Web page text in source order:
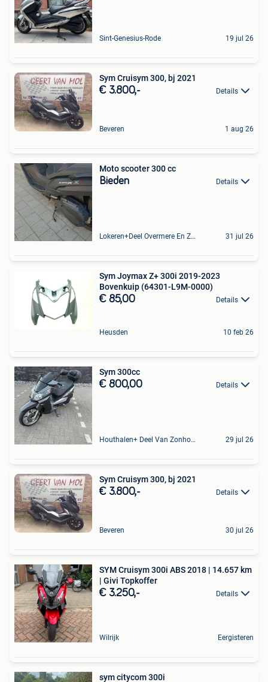
Sint-Genesius-Rode 19 jul 26
Sym Cruisym 300, bj 2021
€ 3.800,- Details
Beveren 1 aug 26
Moto scooter 300 cc
Bieden Details
Lokeren+Deel Overmere En Zele 31 jul 26
Sym Joymax Z+ 300i 2019-2023
Bovenkuip (64301-L9M-0000)
€ 85,00 Details
Heusden 10 feb 26
Sym 300cc
€ 800,00 Details
Houthalen+ Deel Van Zonhoven En Zolder 29 jul 26
Sym Cruisym 300, bj 2021
€ 3.800,- Details
Beveren 30 jul 26
SYM Cruisym 300i ABS 2018 | 14.657 km
| Givi Topkoffer
€ 3.250,- Details
Wilrijk Eergisteren
sym citycom 300i